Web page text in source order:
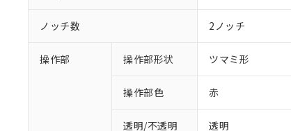
ノッチ数 2ノッチ
操作部 操作部形状 ツマミ形
操作部色 赤
透明/不透明 透明